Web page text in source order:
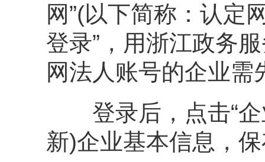
网”(以下简称：认定
登录”，用浙江政务
网法人账号的企业需
登录后，点击“企
新)企业基本信息，